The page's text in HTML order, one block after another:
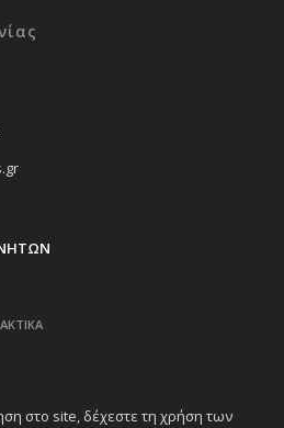
στο site, δέχεστε τη χρήση των